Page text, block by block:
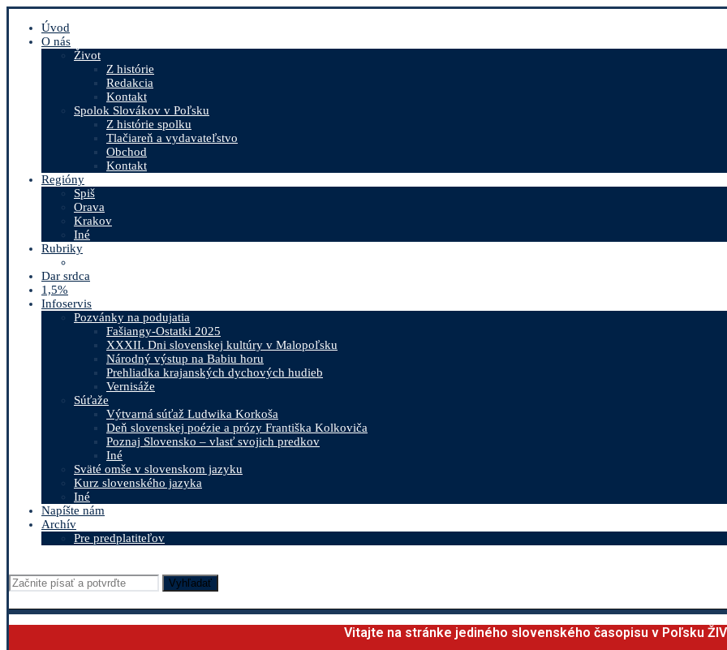
Úvod
O nás
Život
Z histórie
Redakcia
Kontakt
Spolok Slovákov v Poľsku
Z histórie spolku
Tlačiareň a vydavateľstvo
Obchod
Kontakt
Regióny
Spiš
Orava
Krakov
Iné
Rubriky
Dar srdca
1,5%
Infoservis
Pozvánky na podujatia
Fašiangy-Ostatki 2025
XXXII. Dni slovenskej kultúry v Malopoľsku
Národný výstup na Babiu horu
Prehliadka krajanských dychových hudieb
Vernisáže
Súťaže
Výtvarná súťaž Ludwika Korkoša
Deň slovenskej poézie a prózy Františka Kolkoviča
Poznaj Slovensko – vlasť svojich predkov
Iné
Sväté omše v slovenskom jazyku
Kurz slovenského jazyka
Iné
Napíšte nám
Archív
Pre predplatiteľov
Vyhľadať
Vitajte na stránke jediného slovenského časopisu v Poľsku